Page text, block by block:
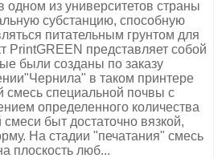
одном из университетов страны
субстанцию, способную
питательным грунтом для
PrintGREEN представляет собой
были созданы по заказу
в таком принтере
смесь специальной почвы с
определенного количества
быт достаточно вязкой,
На стадии "печатания" смесь
плоскость люб...